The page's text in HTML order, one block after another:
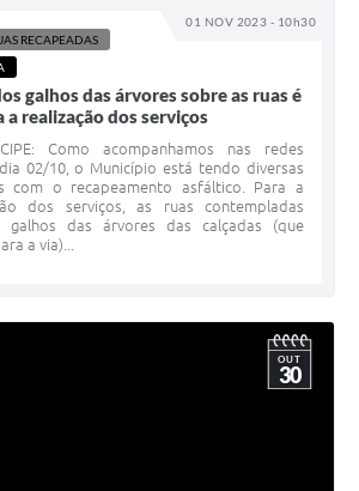
01 NOV 2023 - 10h30
RECAPEADAS
galhos das árvores sobre as ruas é
a realização dos serviços
Como acompanhamos nas redes
02/10, o Município está tendo diversas
com o recapeamento asfáltico. Para a
dos serviços, as ruas contempladas
das árvores das calçadas (que
a via)...
OUT
30